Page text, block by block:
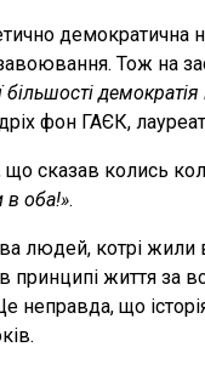
демократична
Тож на
більшості
фон ГАЄК,
що сказав колись
в оба!».
людей, котрі жили
життя за
неправда, що